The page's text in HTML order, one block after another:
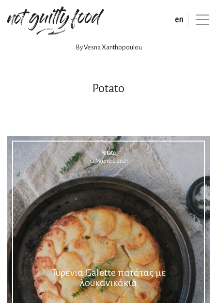
en
By Vesna Xanthopoulou
Potato
Τυρένια Galette πατάτας με
λουκανικάκια
Potato
12 Μαρτίου 2021